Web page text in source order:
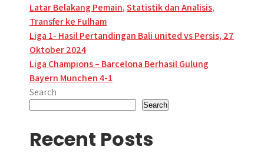
Latar Belakang Pemain,Statistik dan Analisis,
Transfer ke Fulham
Post
navigation
Liga 1- Hasil Pertandingan Bali united vs Persis, 27
Oktober 2024
Liga Champions – Barcelona Berhasil Gulung
Bayern Munchen 4-1
Search
Search
Recent Posts